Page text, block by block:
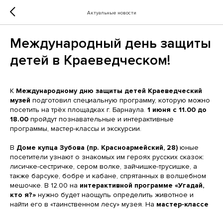
Актуальные новости
Международный день защиты
детей в Краеведческом!
К Международному дню защиты детей Краеведческий
музей подготовил специальную программу, которую можно
посетить на трёх площадках г. Барнаула. 1 июня с 11.00 до
18.00 пройдут познавательные и интерактивные
программы, мастер-классы и экскурсии.
В Доме купца Зубова (пр. Красноармейский, 28) юные
посетители узнают о знакомых им героях русских сказок:
лисичке-сестричке, сером волке, зайчишке-трусишке, а
также барсуке, бобре и кабане, спрятанных в волшебном
мешочке. В 12.00 на интерактивной программе «Угадай,
кто я?» нужно будет наощупь определить животное и
найти его в «таинственном лесу» музея. На мастер-классе